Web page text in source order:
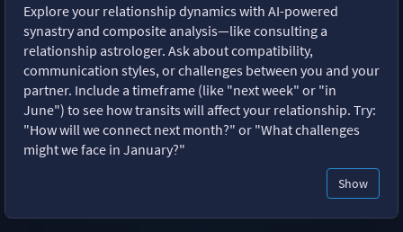
Explore your relationship dynamics with AI-powered
synastry and composite analysis—like consulting a
relationship astrologer. Ask about compatibility,
communication styles, or challenges between you and your
partner. Include a timeframe (like "next week" or "in
June") to see how transits will affect your relationship. Try:
"How will we connect next month?" or "What challenges
might we face in January?"
Show